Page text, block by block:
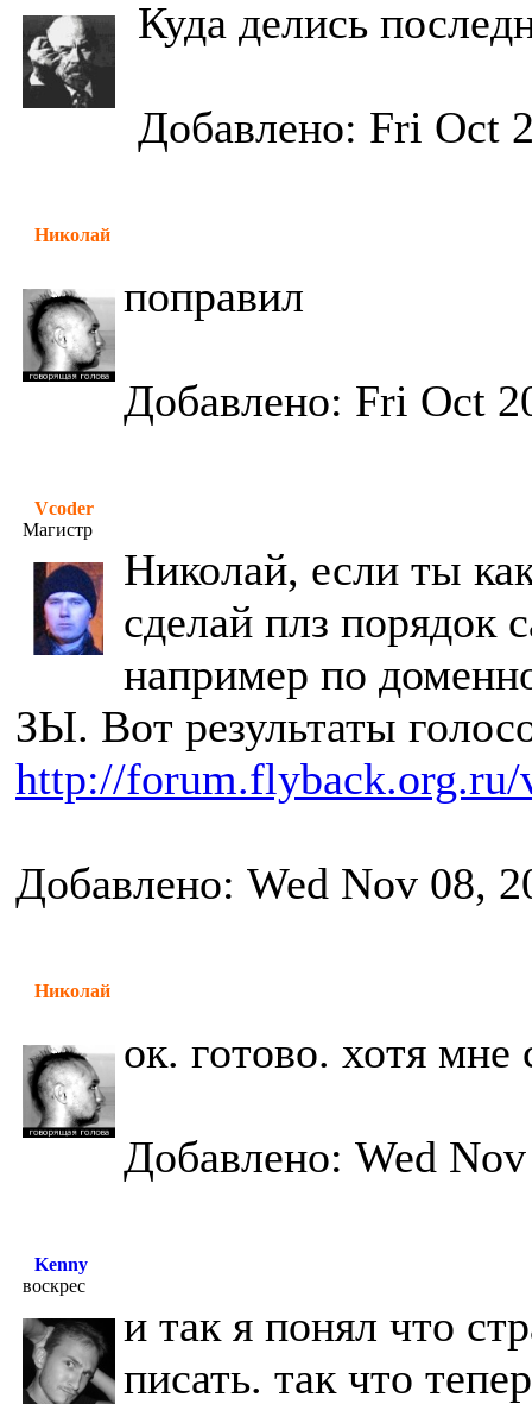
Куда делись
Добавлено: Fri Oct
Николай
поправил
Добавлено: Fri Oct
Vcoder
Магистр
Николай, если ты
сделай плз порядок
например по
ЗЫ. Вот результаты
http://forum.flyback.org.ru/
Добавлено: Wed Nov 08,
Николай
ок. готово. хотя
Добавлено: Wed
Kenny
воскрес
и так я понял что
писать. так что